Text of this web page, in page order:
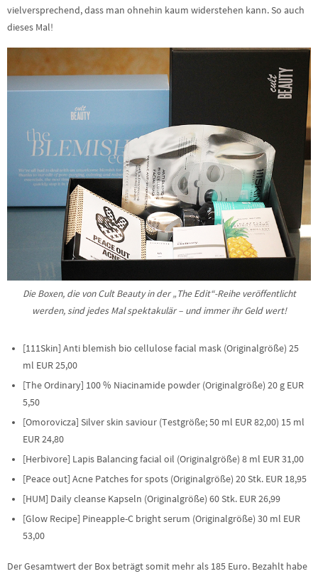
vielversprechend, dass man ohnehin kaum widerstehen kann. So auch
dieses Mal!
Die Boxen, die von Cult Beauty in der „The Edit“-Reihe veröffentlicht
werden, sind jedes Mal spektakulär – und immer ihr Geld wert!
[111Skin] Anti blemish bio cellulose facial mask (Originalgröße) 25
ml EUR 25,00
[The Ordinary] 100 % Niacinamide powder (Originalgröße) 20 g EUR
5,50
[Omorovicza] Silver skin saviour (Testgröße; 50 ml EUR 82,00) 15 ml
EUR 24,80
[Herbivore] Lapis Balancing facial oil (Originalgröße) 8 ml EUR 31,00
[Peace out] Acne Patches for spots (Originalgröße) 20 Stk. EUR 18,95
[HUM] Daily cleanse Kapseln (Originalgröße) 60 Stk. EUR 26,99
[Glow Recipe] Pineapple-C bright serum (Originalgröße) 30 ml EUR
53,00
Der Gesamtwert der Box beträgt somit mehr als 185 Euro. Bezahlt habe